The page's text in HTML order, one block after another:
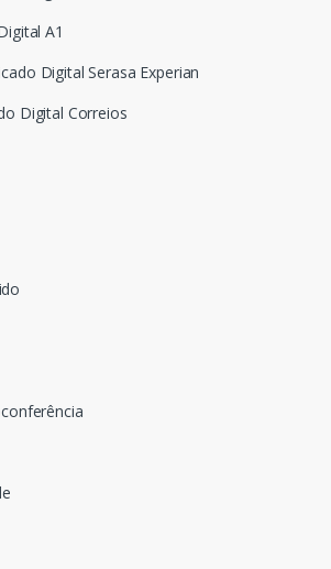
A1
Digital Serasa Experian
Digital Correios